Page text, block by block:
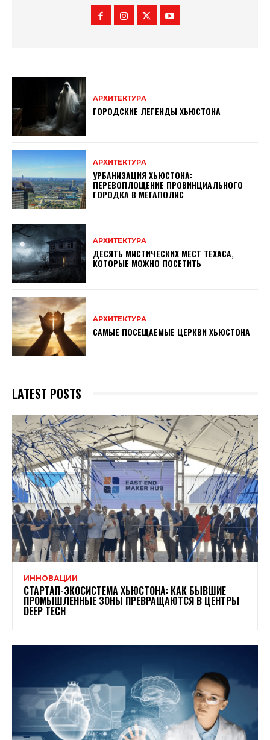
АРХИТЕКТУРА
ГОРОДСКИЕ ЛЕГЕНДЫ ХЬЮСТОНА
АРХИТЕКТУРА
УРБАНИЗАЦИЯ ХЬЮСТОНА:
ПЕРЕВОПЛОЩЕНИЕ ПРОВИНЦИАЛЬНОГО
ГОРОДКА В МЕГАПОЛИС
АРХИТЕКТУРА
ДЕСЯТЬ МИСТИЧЕСКИХ МЕСТ ТЕХАСА,
КОТОРЫЕ МОЖНО ПОСЕТИТЬ
АРХИТЕКТУРА
САМЫЕ ПОСЕЩАЕМЫЕ ЦЕРКВИ ХЬЮСТОНА
LATEST POSTS
ИННОВАЦИИ
СТАРТАП-ЭКОСИСТЕМА ХЬЮСТОНА: КАК БЫВШИЕ
ПРОМЫШЛЕННЫЕ ЗОНЫ ПРЕВРАЩАЮТСЯ В ЦЕНТРЫ
DEEP TECH